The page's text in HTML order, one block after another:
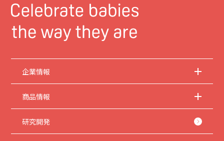
企業情報
商品情報
研究開発